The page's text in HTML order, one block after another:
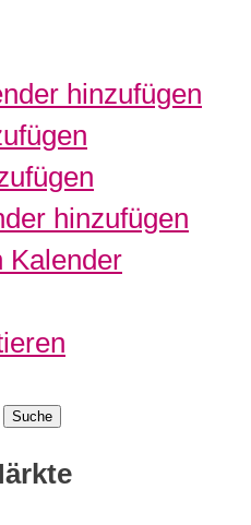
hinzufügen
hinzufügen
Kalender